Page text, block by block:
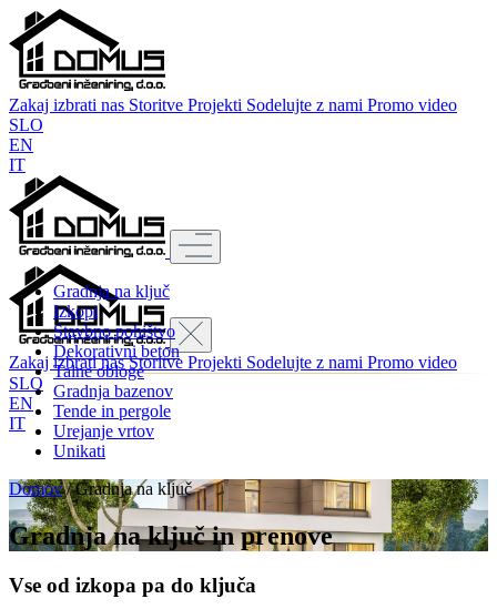
Zakaj izbrati nas Storitve Projekti Sodelujte z nami Promo video
SLO
EN
IT
Zakaj izbrati nasStoritve Projekti Sodelujte z nami Promo video
SLO
EN
IT
Gradnja na ključ
Izkopi
Stavbno pohištvo
Dekorativni beton
Talne obloge
Gradnja bazenov
Tende in pergole
Urejanje vrtov
Unikati
Domov/Gradnja na ključ
Gradnja na ključ in prenove
Vse od izkopa pa do ključa